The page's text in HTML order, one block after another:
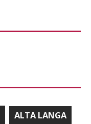
ALTA LANGA